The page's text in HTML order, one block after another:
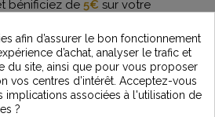
bénificiez de 5€ sur votre
des dernières nouveautés
à notre newsletter, vous reconnaissez avoir pris
afin d’assurer le bon fonctionnement
d’achat, analyser le trafic et
du site, ainsi que pour vous proposer
vos centres d’intérêt. Acceptez-vous
implications associées à l'utilisation de
?